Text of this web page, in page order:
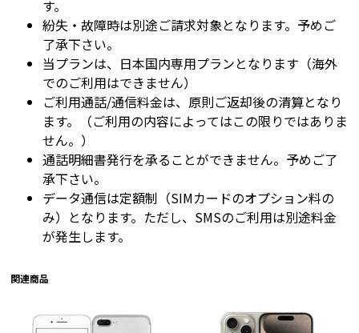
す。
紛失・故障時は別途ご請求対象となります。予めご
了承下さい。
当プランは、日本国内専用プランとなります（海外
でのご利用はできません）
ご利用通話/通信料金は、原則ご返却後の清算となり
ます。（ご利用の内容によってはこの限りではありま
せん。）
通話明細書発行を承ることができません。予めご了
承下さい。
データ通信は定額制（SIMカードのオプション料の
み）となります。ただし、SMSのご利用は別途料金
が発生します。
関連商品